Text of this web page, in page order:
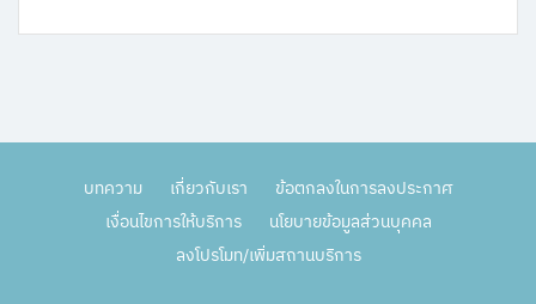
บทความ เกี่ยวกับเรา
ข้อตกลงในการลงประกาศ
เงื่อนไขการให้บริการ
นโยบายข้อมูลส่วนบุคคล
ลงโปรโมท/เพิ่มสถานบริการ